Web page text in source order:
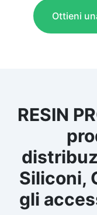
Ottieni
RESIN
Siliconi,
gli